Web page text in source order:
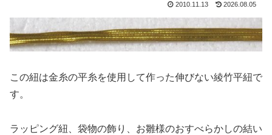
2010.11.13 2026.08.05
この紐は金糸の平糸を使用して作った伸びない綾竹平紐で
す。
ラッピング紐、袋物の飾り、お雛様のおすべらかしの結い